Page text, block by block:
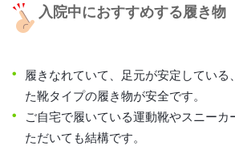
入院中におすすめする履き物
履きなれていて、足元が安定している
た靴タイプの履き物が安全です。
ご自宅で履いている運動靴やスニーカ
ただいても結構です。